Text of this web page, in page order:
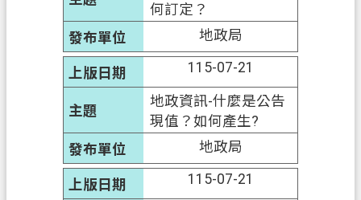
何訂定？
地政局
115-07-21
地政資訊-什麼是公告
現值？如何產生?
地政局
115-07-21